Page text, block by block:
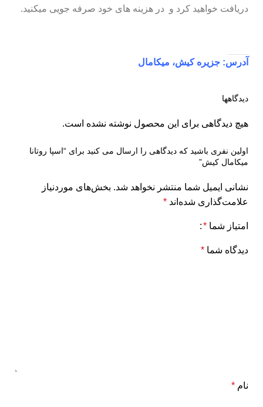
دریافت خواهید کرد و در هزینه های خود صرفه جویی میکنید.
آدرس: جزیره کیش، میکامال
دیدگاهها
هیچ دیدگاهی برای این محصول نوشته نشده است.
اولین نفری باشید که دیدگاهی را ارسال می کنید برای “اسپا روتانا
میکامال کیش”
نشانی ایمیل شما منتشر نخواهد شد. بخش‌های موردنیاز
علامت‌گذاری شده‌اند *
امتیاز شما *
دیدگاه شما *
نام *